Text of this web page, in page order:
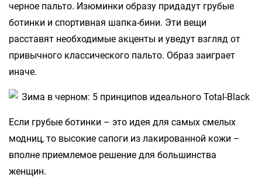
черное пальто. Изюминки образу придадут грубые
ботинки и спортивная шапка-бини. Эти вещи
расставят необходимые акценты и уведут взгляд от
привычного классического пальто. Образ заиграет
иначе.
Если грубые ботинки – это идея для самых смелых
модниц, то высокие сапоги из лакированной кожи –
вполне приемлемое решение для большинства
женщин.